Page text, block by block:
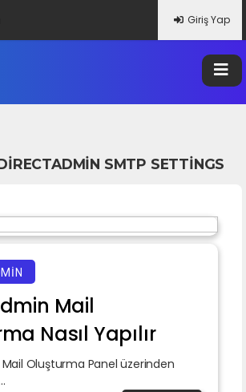
Giriş Yap
SMTP SETTINGS
Mail
Nasıl Yapılır
Oluşturma Panel üzerinden